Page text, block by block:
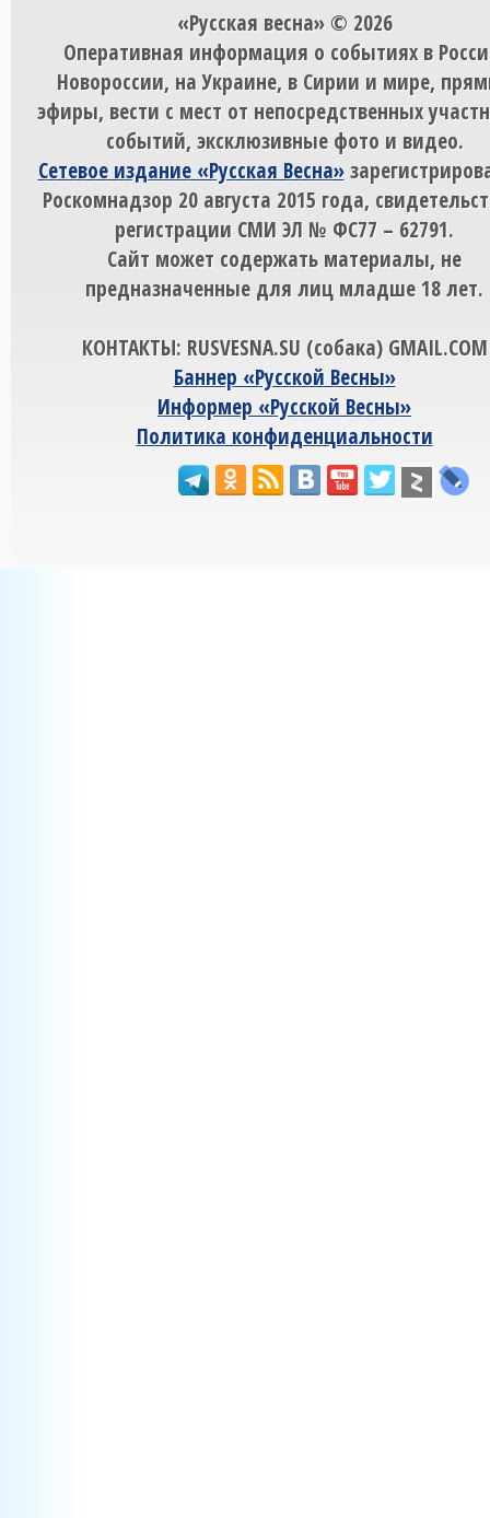
«Русская весна» © 2026
Оперативная информация о событиях в
Новороссии, на Украине, в Сирии и мире,
эфиры, вести с мест от непосредственных
событий, эксклюзивные фото и видео.
Сетевое издание «Русская Весна»
Роскомнадзор 20 августа 2015 года,
регистрации СМИ ЭЛ № ФС77 – 62791.
Сайт может содержать материалы, не
предназначенные для лиц младше 18 лет.
КОНТАКТЫ: RUSVESNA.SU (собака) GMAIL.COM
Баннер «Русской Весны»
Информер «Русской Весны»
Политика конфиденциальности